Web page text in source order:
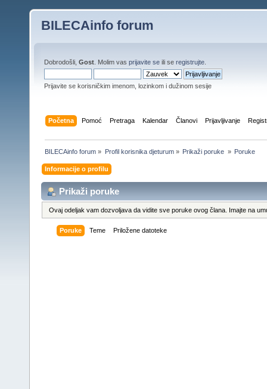
BILECAinfo forum
Dobrodošli, Gost . Molim vas prijavite se ili se registrujte
Prijavite se korisničkim imenom, lozinkom i dužinom sesije
Početna Pomoć Pretraga Kalendar Članovi Prijavljivanje
BILECAinfo forum » Profil korisnika djeturum» Prikaži poruke » Poruke
Informacije o profilu
Prikaži poruke
Ovaj odeljak vam dozvoljava da vidite sve poruke ovog člana. Imajte na
Poruke Teme Priložene datoteke